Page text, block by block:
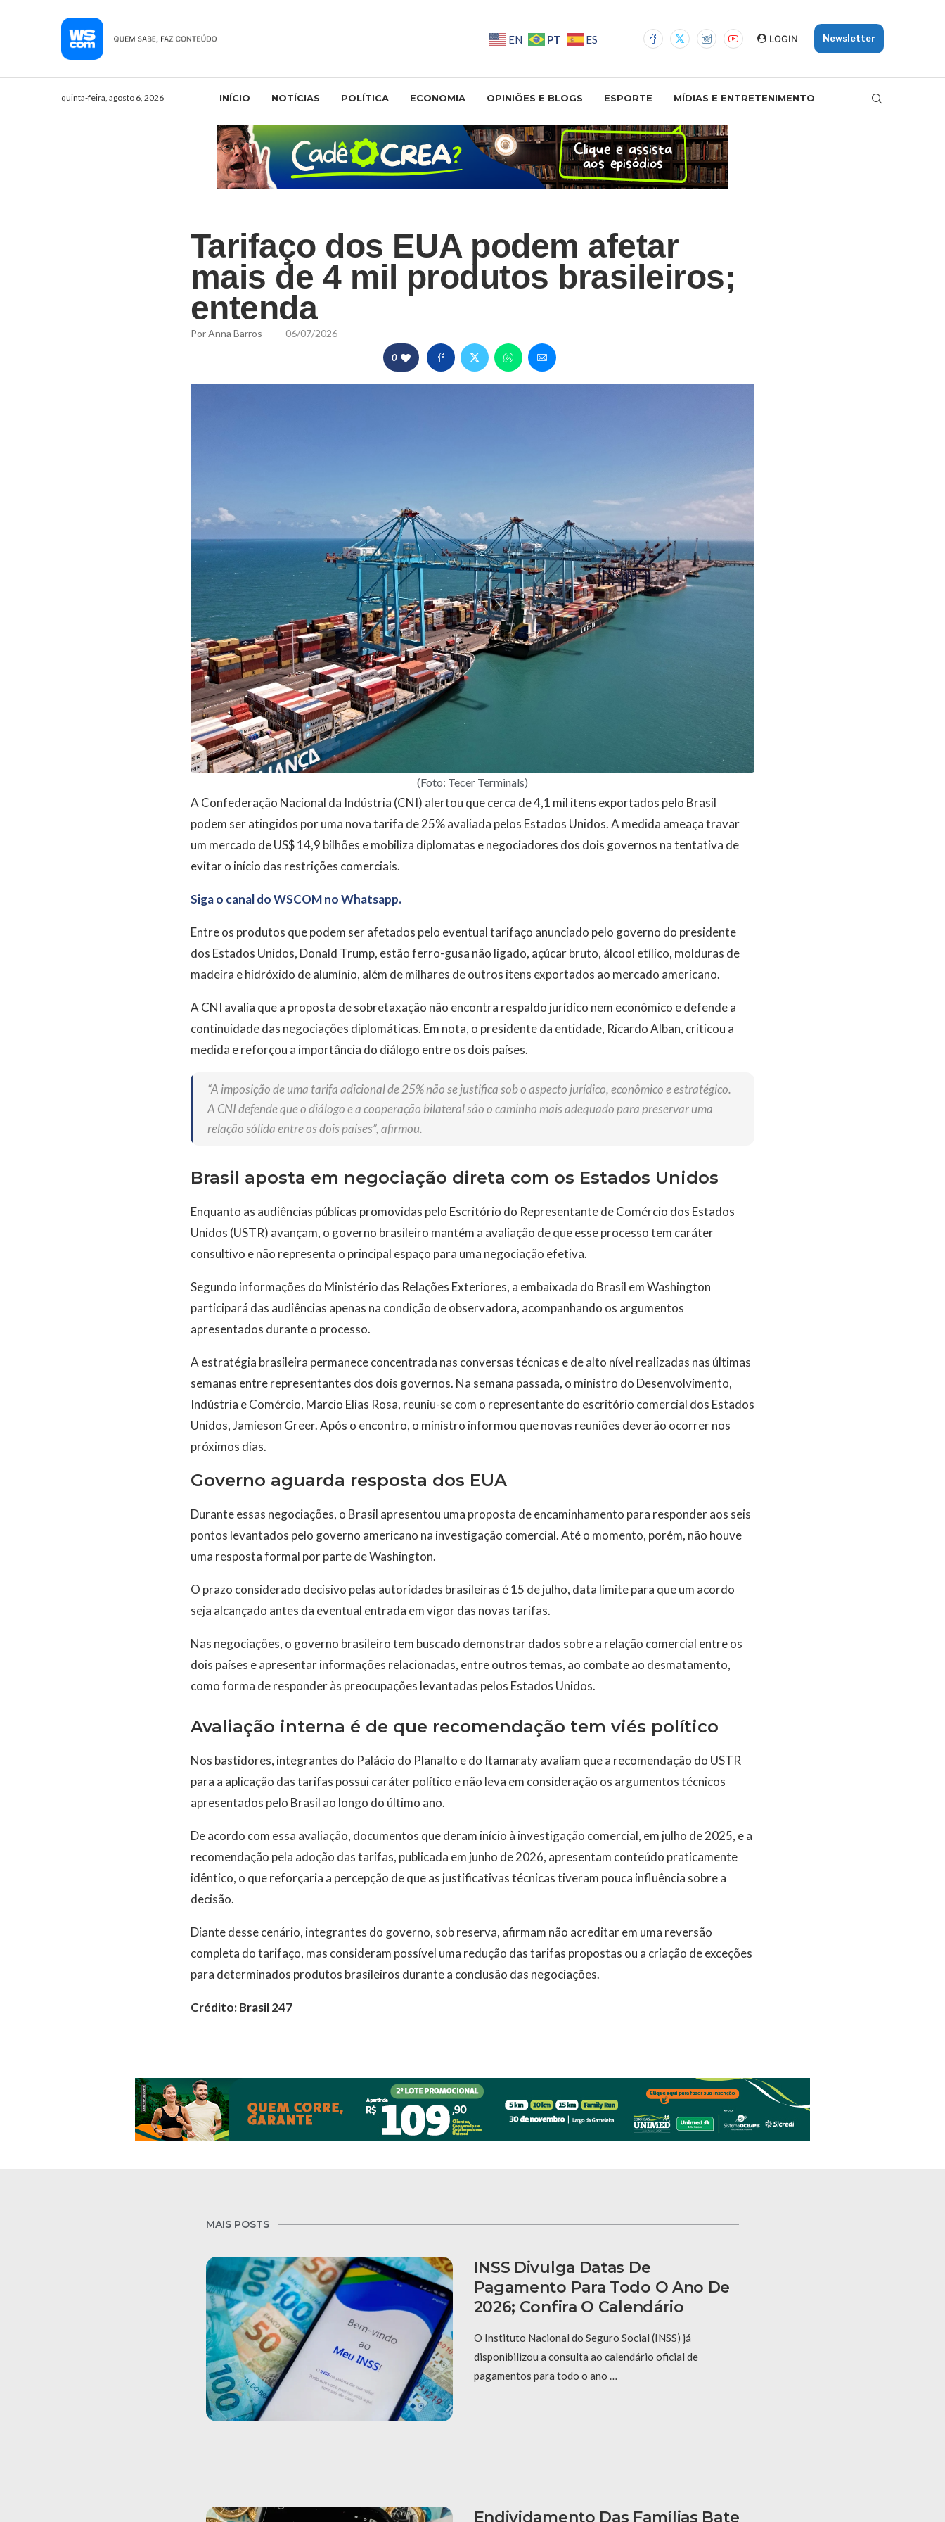
EN PT ES LOGIN Newsletter
quinta-feira, agosto 6, 2026 INÍCIO NOTÍCIAS POLÍTICA ECONOMIA OPINIÕES E BLOGS ESPORTE MÍDIAS E ENTRETENIMENTO
Tarifaço dos EUA podem afetar
mais de 4 mil produtos brasileiros;
entenda
PorAnna Barros 06/07/2026
0
(Foto: Tecer Terminals)
A Confederação Nacional da Indústria (CNI) alertou que cerca de 4,1 mil itens exportados pelo Brasil
podem ser atingidos por uma nova tarifa de 25% avaliada pelos Estados Unidos. A medida ameaça travar
um mercado de US$ 14,9 bilhões e mobiliza diplomatas e negociadores dos dois governos na tentativa de
evitar o início das restrições comerciais.
Siga o canal do WSCOM no Whatsapp.
Entre os produtos que podem ser afetados pelo eventual tarifaço anunciado pelo governo do presidente
dos Estados Unidos, Donald Trump, estão ferro-gusa não ligado, açúcar bruto, álcool etílico, molduras de
madeira e hidróxido de alumínio, além de milhares de outros itens exportados ao mercado americano.
A CNI avalia que a proposta de sobretaxação não encontra respaldo jurídico nem econômico e defende a
continuidade das negociações diplomáticas. Em nota, o presidente da entidade, Ricardo Alban, criticou a
medida e reforçou a importância do diálogo entre os dois países.
“A imposição de uma tarifa adicional de 25% não se justifica sob o aspecto jurídico, econômico e estratégico.
A CNI defende que o diálogo e a cooperação bilateral são o caminho mais adequado para preservar uma
relação sólida entre os dois países”, afirmou.
Brasil aposta em negociação direta com os Estados Unidos
Enquanto as audiências públicas promovidas pelo Escritório do Representante de Comércio dos Estados
Unidos (USTR) avançam, o governo brasileiro mantém a avaliação de que esse processo tem caráter
consultivo e não representa o principal espaço para uma negociação efetiva.
Segundo informações do Ministério das Relações Exteriores, a embaixada do Brasil em Washington
participará das audiências apenas na condição de observadora, acompanhando os argumentos
apresentados durante o processo.
A estratégia brasileira permanece concentrada nas conversas técnicas e de alto nível realizadas nas últimas
semanas entre representantes dos dois governos. Na semana passada, o ministro do Desenvolvimento,
Indústria e Comércio, Marcio Elias Rosa, reuniu-se com o representante do escritório comercial dos Estados
Unidos, Jamieson Greer. Após o encontro, o ministro informou que novas reuniões deverão ocorrer nos
próximos dias.
Governo aguarda resposta dos EUA
Durante essas negociações, o Brasil apresentou uma proposta de encaminhamento para responder aos seis
pontos levantados pelo governo americano na investigação comercial. Até o momento, porém, não houve
uma resposta formal por parte de Washington.
O prazo considerado decisivo pelas autoridades brasileiras é 15 de julho, data limite para que um acordo
seja alcançado antes da eventual entrada em vigor das novas tarifas.
Nas negociações, o governo brasileiro tem buscado demonstrar dados sobre a relação comercial entre os
dois países e apresentar informações relacionadas, entre outros temas, ao combate ao desmatamento,
como forma de responder às preocupações levantadas pelos Estados Unidos.
Avaliação interna é de que recomendação tem viés político
Nos bastidores, integrantes do Palácio do Planalto e do Itamaraty avaliam que a recomendação do USTR
para a aplicação das tarifas possui caráter político e não leva em consideração os argumentos técnicos
apresentados pelo Brasil ao longo do último ano.
De acordo com essa avaliação, documentos que deram início à investigação comercial, em julho de 2025, e a
recomendação pela adoção das tarifas, publicada em junho de 2026, apresentam conteúdo praticamente
idêntico, o que reforçaria a percepção de que as justificativas técnicas tiveram pouca influência sobre a
decisão.
Diante desse cenário, integrantes do governo, sob reserva, afirmam não acreditar em uma reversão
completa do tarifaço, mas consideram possível uma redução das tarifas propostas ou a criação de exceções
para determinados produtos brasileiros durante a conclusão das negociações.
Crédito: Brasil 247
MAIS POSTS
INSS Divulga Datas De
Pagamento Para Todo O Ano De
2026; Confira O Calendário
O Instituto Nacional do Seguro Social (INSS) já
disponibilizou a consulta ao calendário oficial de
pagamentos para todo o ano …
Endividamento Das Famílias Bate